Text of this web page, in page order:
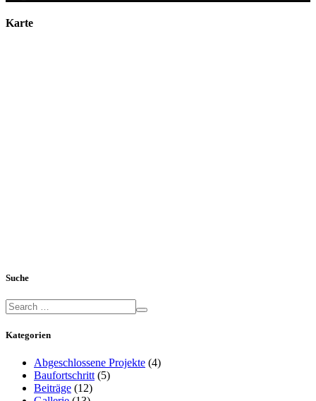
Karte
Suche
Kategorien
Abgeschlossene Projekte (4)
Baufortschritt (5)
Beiträge (12)